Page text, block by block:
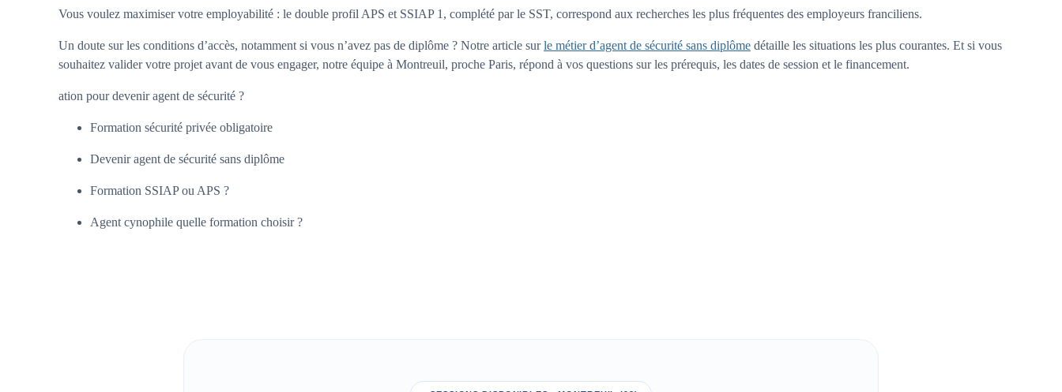
Vous voulez maximiser votre employabilité : le double profil APS et SSIAP 1, complété par le SST, correspond aux recherches les plus fréquentes des employeurs franciliens.
Un doute sur les conditions d’accès, notamment si vous n’avez pas de diplôme ? Notre article surle métier d’agent de sécurité sans diplôme détaille les situations les plus courantes. Et si vous
souhaitez valider votre projet avant de vous engager, notre équipe à Montreuil, proche Paris, répond à vos questions sur les prérequis, les dates de session et le financement.
ation pour devenir agent de sécurité ?
Formation sécurité privée obligatoire
Devenir agent de sécurité sans diplôme
Formation SSIAP ou APS ?
Agent cynophile quelle formation choisir ?